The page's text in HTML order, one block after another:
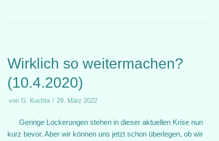
Wirklich so weitermachen?
(10.4.2020)
von G. Kuchta 29. März 2022
Geringe Lockerungen stehen in dieser aktuellen Krise nun
kurz bevor. Aber wir können uns jetzt schon überlegen, ob wir